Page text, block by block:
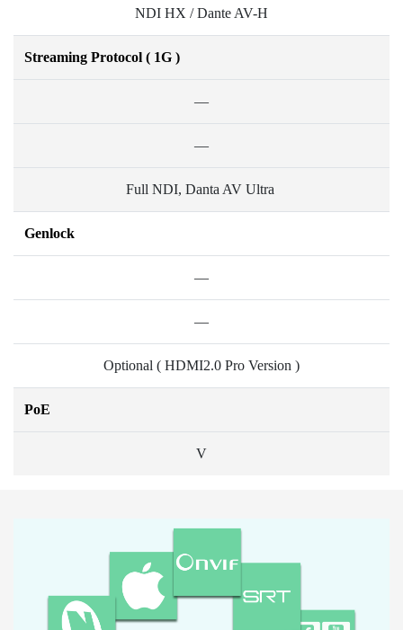
NDI HX / Dante AV-H
Streaming Protocol ( 1G )
—
—
Full NDI, Danta AV Ultra
Genlock
—
—
Optional ( HDMI2.0 Pro Version )
PoE
V